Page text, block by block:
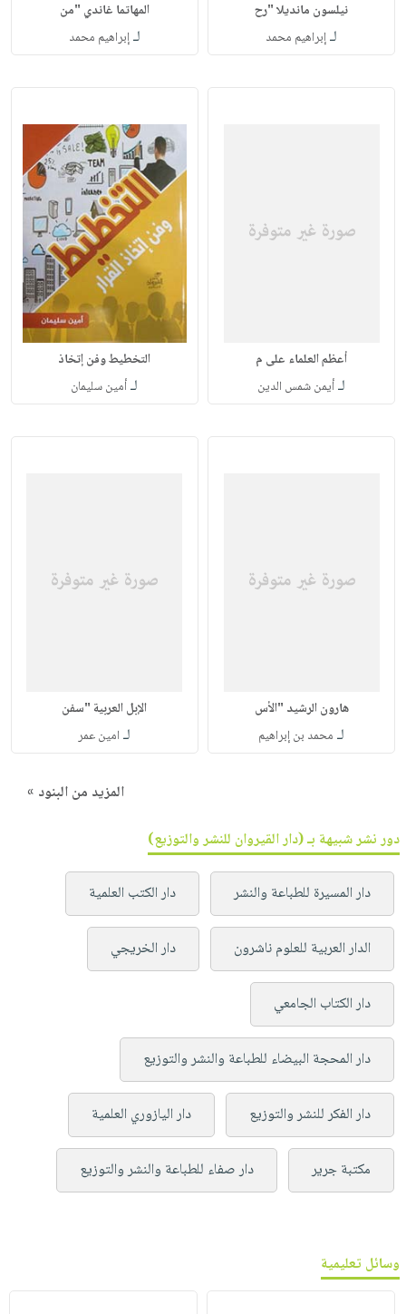
نيلسون مانديلا "رح
لـإبراهيم محمد
المهاتما غاندي "من
لـإبراهيم محمد
أعظم العلماء على م
لـأيمن شمس الدين
التخطيط وفن إتخاذ
لـأمين سليمان
هارون الرشيد "الأس
لـ محمد بن إبراهيم
الإبل العربية "سفن
لـ امين عمر
المزيد من البنود »
دور نشر شبيهة بـ (دار القيروان للنشر والتوزيع)
دار المسيرة للطباعة والنشر دار الكتب العلمية
الدار العربية للعلوم ناشرون دار الخريجي
دار الكتاب الجامعي
دار المحجة البيضاء للطباعة والنشر والتوزيع
دار الفكر للنشر والتوزيع دار اليازوري العلمية
مكتبة جرير دار صفاء للطباعة والنشر والتوزيع
وسائل تعليمية